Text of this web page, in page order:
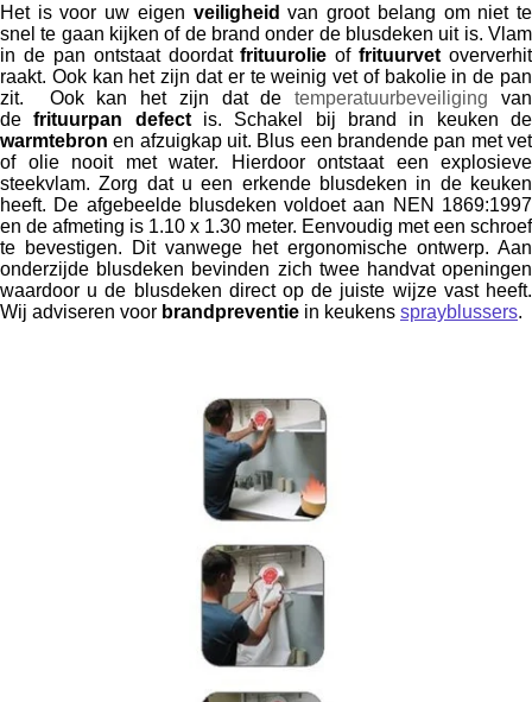
Het is voor uw eigen veiligheid van groot belang om niet te
snel te gaan kijken of de brand onder de blusdeken uit is. Vlam
in de pan ontstaat doordatfrituurolieoffrituurvet oververhit
raakt. Ook kan het zijn dat er te weinig vet of bakolie in de pan
zit. Ook kan het zijn dat detemperatuurbeveiligingvan
defrituurpan defectis. Schakel bij brand in keuken de
warmtebron en afzuigkap uit. Blus een brandende pan met vet
of olie nooit met water. Hierdoor ontstaat een explosieve
steekvlam. Zorg dat u een erkende blusdeken in de keuken
heeft. De afgebeelde blusdeken voldoet aan NEN 1869:1997
en de afmeting is 1.10 x 1.30 meter. Eenvoudig met een schroef
te bevestigen. Dit vanwege het ergonomische ontwerp. Aan
onderzijde blusdeken bevinden zich twee handvat openingen
waardoor u de blusdeken direct op de juiste wijze vast heeft.
Wij adviseren voor brandpreventie in keukens sprayblussers.